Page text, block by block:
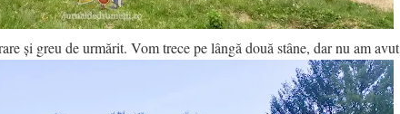
și greu de urmărit. Vom trece pe lângă două stâne, dar nu am